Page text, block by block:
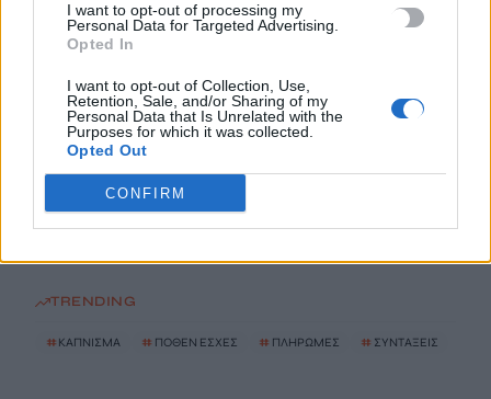
I want to opt-out of processing my
Personal Data for Targeted Advertising.
Opted In
I want to opt-out of Collection, Use,
Retention, Sale, and/or Sharing of my
Personal Data that Is Unrelated with the
Purposes for which it was collected.
Opted Out
CONFIRM
Το Ελληνικό Μεσογειακό Πανεπιστήμιο εκδίδει ηλεκτρονικά
τα Πρακτικά του Διεπιστημονικού Συνεδρίου «Ρένα
Κυριακού»
7 Αυγούστου, 2026
ΔΕΕΠ (ΝΟΔΕ) Ηρακλείου: Με έργα η κυβέρνηση Μητσοτάκη
οδηγεί την Κρήτη στο μέλλον
7 Αυγούστου, 2026
TRENDING
# ΚΑΠΝΙΣΜΑ # ΠΟΘΕΝ ΕΣΧΕΣ # ΠΛΗΡΩΜΕΣ # ΣΥΝΤΑΞΕΙΣ